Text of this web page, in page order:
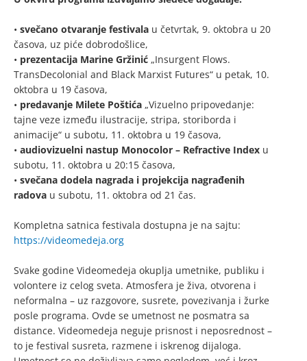
• svečano otvaranje festivala u četvrtak, 9. oktobra u 20
časova, uz piće dobrodošlice,
• prezentacija Marine Gržinić „Insurgent Flows.
TransDecolonial and Black Marxist Futures“ u petak, 10.
oktobra u 19 časova,
• predavanje Milete Poštića „Vizuelno pripovedanje:
tajne veze između ilustracije, stripa, storiborda i
animacije“ u subotu, 11. oktobra u 19 časova,
• audiovizuelni nastup Monocolor – Refractive Index u
subotu, 11. oktobra u 20:15 časova,
• svečana dodela nagrada i projekcija nagrađenih
radova u subotu, 11. oktobra od 21 čas.
Kompletna satnica festivala dostupna je na sajtu:
https://videomedeja.org
Svake godine Videomedeja okuplja umetnike, publiku i
volontere iz celog sveta. Atmosfera je živa, otvorena i
neformalna – uz razgovore, susrete, povezivanja i žurke
posle programa. Ovde se umetnost ne posmatra sa
distance. Videomedeja neguje prisnost i neposrednost –
to je festival susreta, razmene i iskrenog dijaloga.